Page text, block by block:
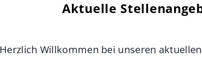
Aktuelle
Herzlich Willkommen bei unseren